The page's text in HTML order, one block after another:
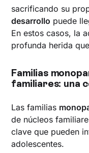
sacrificando su
desarrollo puede
En estos casos, la
profunda herida
Familias
familiares: una
Las familias
de núcleos
clave que pueden
adolescentes.